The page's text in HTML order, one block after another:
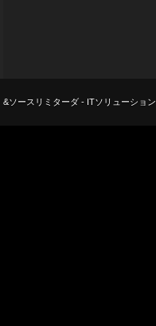
&ソースリミターダ - ITソリューション